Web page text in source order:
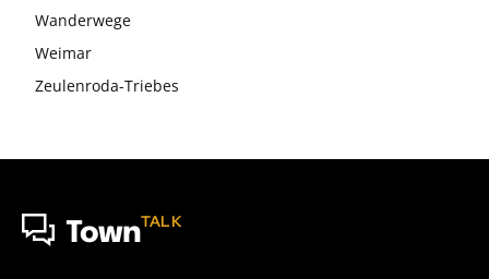
Wanderwege
Weimar
Zeulenroda-Triebes
TownTALK